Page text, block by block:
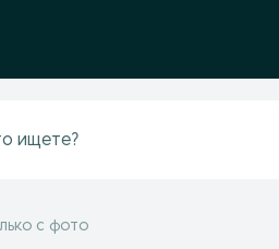
колонтитулу
с фото